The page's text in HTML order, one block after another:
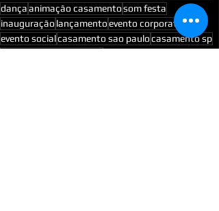
dançaanimação casamentosom festa
inauguração lançamentoevento corporativo
evento socialcasamento sao paulocasamento sp